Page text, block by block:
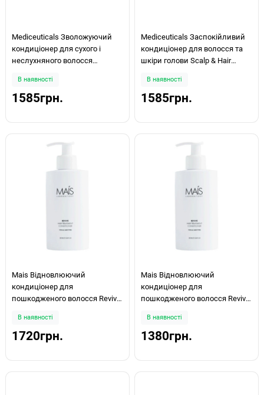
Mediceuticals Зволожуючий
кондиціонер для сухого і
неслухняного волосся
250мл
В наявності
1585грн.
Mediceuticals Заспокійливий
кондиціонер для волосся та
шкіри голови Scalp & Hair
250мл
В наявності
1585грн.
Mais Відновлюючий
кондиціонер для
пошкодженого волосся Revive
мл
В наявності
1720грн.
Mais Відновлюючий
кондиціонер для
пошкодженого волосся Revive
300ml
В наявності
1380грн.